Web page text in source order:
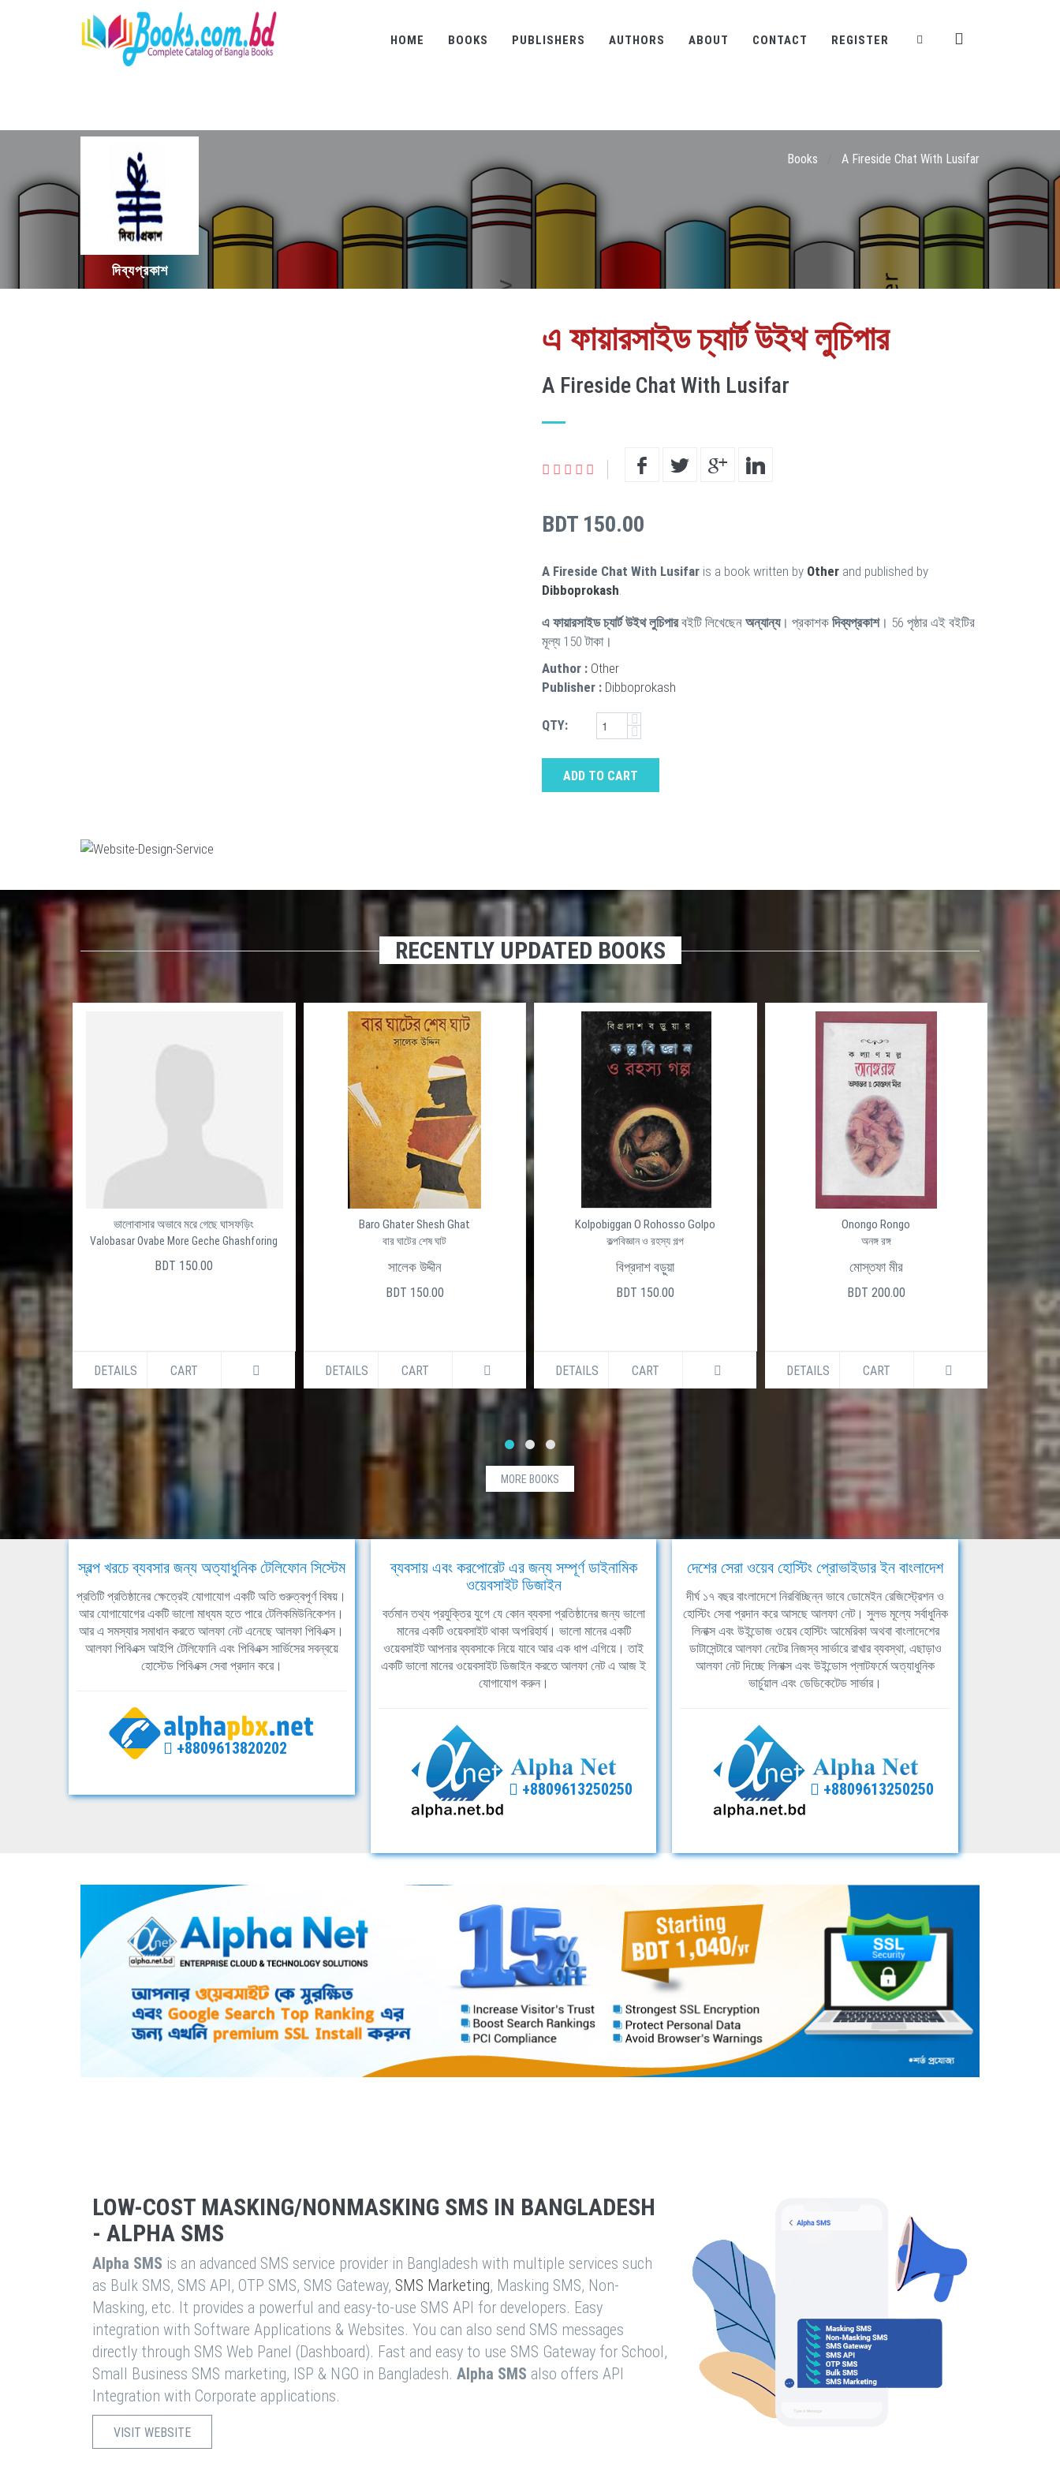
HOME BOOKS PUBLISHERS AUTHORS ABOUT CONTACT REGISTER
দিব্যপ্রকাশ
Books A Fireside Chat With Lusifar
এ ফায়ারসাইড চ্যার্ট উইথ লুচিপার
A Fireside Chat With Lusifar
BDT 150.00
A Fireside Chat With Lusifar is a book written by Other and published by
Dibboprokash.
এ ফায়ারসাইড চ্যার্ট উইথ লুচিপারবইটি লিখেছেন অন্যান্য। প্রকাশক দিব্যপ্রকাশ। 56 পৃষ্ঠার এই বইটির
মূল্য 150 টাকা।
Author : Other
Publisher : Dibboprokash
QTY:
ADD TO CART
RECENTLY UPDATED BOOKS
ভালোবাসার অভাবে মরে গেছে ঘাসফড়িং
Valobasar Ovabe More Geche Ghashforing
BDT 150.00
DETAILS CART
Baro Ghater Shesh Ghat
বার ঘাটের শেষ ঘাট
সালেক উদ্দীন
BDT 150.00
DETAILS CART
Kolpobiggan O Rohosso Golpo
কল্পবিজ্ঞান ও রহস্য গল্প
বিপ্রদাশ বড়ুয়া
BDT 150.00
DETAILS CART
Onongo Rongo
অনঙ্গ রঙ্গ
মোস্তফা মীর
BDT 200.00
DETAILS CART DETAILS
MORE BOOKS
স্বল্প খরচে ব্যবসার জন্য অত্যাধুনিক টেলিফোন সিস্টেম
প্রতিটি প্রতিষ্ঠানের ক্ষেত্রেই যোগাযোগ একটি অতি গুরুত্বপূর্ণ বিষয়।
আর যোগাযোগের একটি ভালো মাধ্যম হতে পারে টেলিকমিউনিকেশন।
আর এ সমস্যার সমাধান করতে আলফা নেট এনেছে আলফা পিবিএক্স।
আলফা পিবিএক্স আইপি টেলিফোনি এবং পিবিএক্স সার্ভিসের সবন্বয়ে
হোস্টেড পিবিএক্স সেবা প্রদান করে।
+8809613820202
ব্যবসায় এবং করপোরেট এর জন্য সম্পূর্ণ ডাইনামিক
ওয়েবসাইট ডিজাইন
বর্তমান তথ্য প্রযুক্তির যুগে যে কোন ব্যবসা প্রতিষ্ঠানের জন্য ভালো
মানের একটি ওয়েবসাইট থাকা অপরিহার্য। ভালো মানের একটি
ওয়েবসাইট আপনার ব্যবসাকে নিয়ে যাবে আর এক ধাপ এগিয়ে। তাই
একটি ভালো মানের ওয়েবসাইট ডিজাইন করতে আলফা নেট এ আজ ই
যোগাযোগ করুন।
+8809613250250
দেশের সেরা ওয়েব হোস্টিং প্রোভাইডার ইন বাংলাদেশ
দীর্ঘ ১৭ বছর বাংলাদেশে নিরবিচ্ছিন্ন ভাবে ডোমেইন রেজিস্ট্রেশন ও
হোস্টিং সেবা প্রদান করে আসছে আলফা নেট। সুলভ মূল্যে সর্বাধুনিক
লিনাক্স এবং উইন্ডোজ ওয়েব হোস্টিং আমেরিকা অথবা বাংলাদেশের
ডাটাসেন্টারে আলফা নেটের নিজস্ব সার্ভারে রাখার ব্যবস্থা, এছাড়াও
আলফা নেট দিচ্ছে লিনাক্স এবং উইন্ডোস প্লাটফর্মে অত্যাধুনিক
ভার্চুয়াল এবং ডেডিকেটেড সার্ভার।
+8809613250250
LOW-COST MASKING/NONMASKING SMS IN BANGLADESH
- ALPHA SMS
Alpha SMS is an advanced SMS service provider in Bangladesh with multiple services such
as Bulk SMS, SMS API, OTP SMS, SMS Gateway, SMS Marketing, Masking SMS, Non-
Masking, etc. It provides a powerful and easy-to-use SMS API for developers. Easy
integration with Software Applications & Websites. You can also send SMS messages
directly through SMS Web Panel (Dashboard). Fast and easy to use SMS Gateway for School,
Small Business SMS marketing, ISP & NGO in Bangladesh. Alpha SMS also offers API
Integration with Corporate applications.
VISIT WEBSITE